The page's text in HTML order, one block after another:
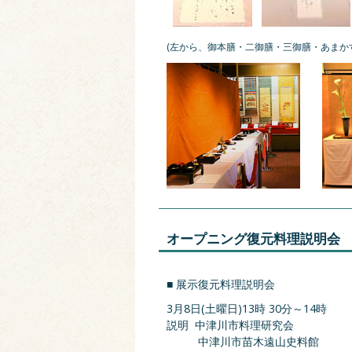
(左から、御本膳・二御膳・三御膳・あまか
オープニング復元料理説明会
■ 展示復元料理説明会
3月8日(土曜日)13時 30分～14時
説明 中津川市料理研究会
中津川市苗木遠山史料館